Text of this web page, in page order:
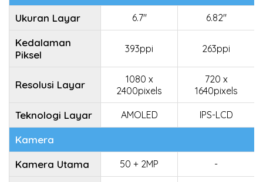
Ukuran Layar
6.7" 6.82"
Kedalaman
Piksel
393ppi 263ppi
Resolusi Layar
1080 x
2400pixels
720 x
1640pixels
Teknologi Layar AMOLED IPS-LCD
Kamera
Kamera Utama
50 + 2MP -